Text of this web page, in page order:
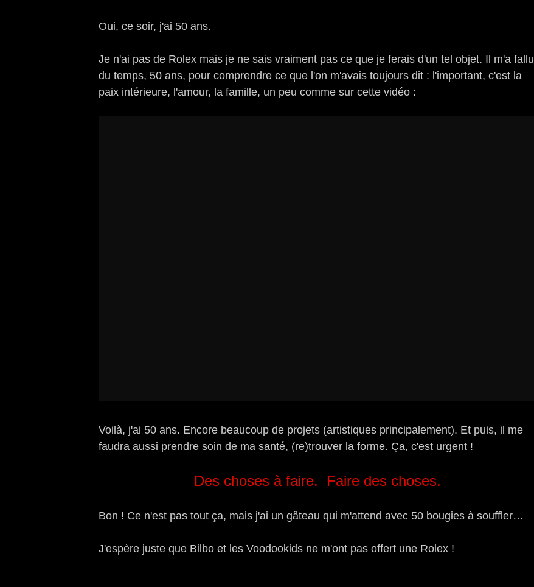
Oui, ce soir, j'ai 50 ans.
Je n'ai pas de Rolex mais je ne sais vraiment pas ce que je ferais d'un tel objet. Il m'a fallu
du temps, 50 ans, pour comprendre ce que l'on m'avais toujours dit : l'important, c'est la
paix intérieure, l'amour, la famille, un peu comme sur cette vidéo :
Voilà, j'ai 50 ans. Encore beaucoup de projets (artistiques principalement). Et puis, il me
faudra aussi prendre soin de ma santé, (re)trouver la forme. Ça, c'est urgent !
Des choses à faire. Faire des choses.
Bon ! Ce n'est pas tout ça, mais j'ai un gâteau qui m'attend avec 50 bougies à souffler…
J'espère juste que Bilbo et les Voodookids ne m'ont pas offert une Rolex !